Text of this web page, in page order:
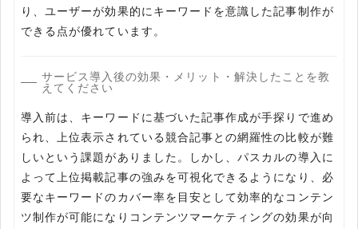
り、ユーザーが効果的にキーワードを意識した記事制作が
できる点が優れています。
サービス導入後の効果・メリット・解決したことを教
えてください
導入前は、キーワードに基づいた記事作成が手探りで進め
られ、上位表示されている競合記事との網羅性の比較が難
しいという課題がありました。しかし、パスカルの導入に
よって上位掲載記事の強みを可視化できるようになり、必
要なキーワードのカバー率を目安として効率的なコンテン
ツ制作が可能になりコンテンツマーケティングの効果が向